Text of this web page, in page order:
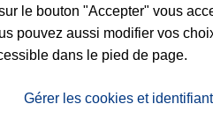
DE GAULLE
le bouton "Accepter" vous
pouvez aussi modifier vos
dans le pied de page.
Gérer les cookies et